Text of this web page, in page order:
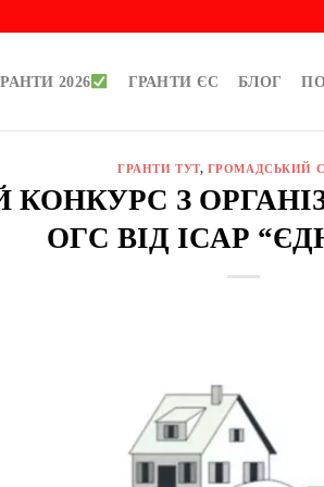
2026 ГРАНТИ ЄС БЛОГ
ГРАНТИ ТУТ, ГРОМАДСЬКИЙ
КОНКУРС З
ОГС ВІД ІСАР